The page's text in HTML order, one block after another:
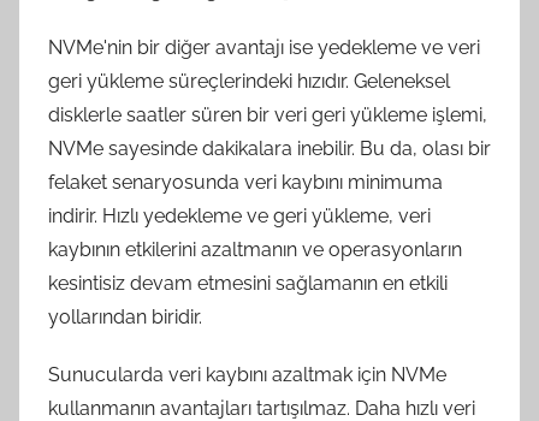
NVMe'nin bir diğer avantajı ise yedekleme ve veri
geri yükleme süreçlerindeki hızıdır. Geleneksel
disklerle saatler süren bir veri geri yükleme işlemi,
NVMe sayesinde dakikalara inebilir. Bu da, olası bir
felaket senaryosunda veri kaybını minimuma
indirir. Hızlı yedekleme ve geri yükleme, veri
kaybının etkilerini azaltmanın ve operasyonların
kesintisiz devam etmesini sağlamanın en etkili
yollarından biridir.
Sunucularda veri kaybını azaltmak için NVMe
kullanmanın avantajları tartışılmaz. Daha hızlı veri